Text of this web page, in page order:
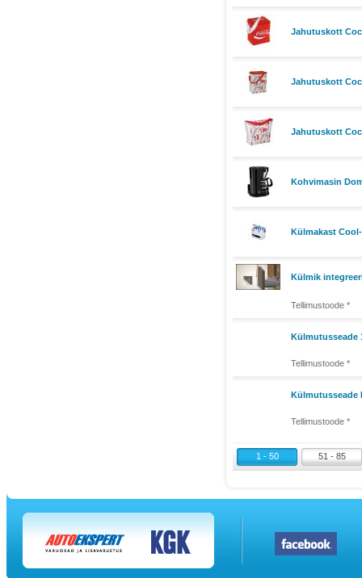
Jahutuskott
Jahutuskott
Jahutuskott
Kohvimasin
Külmakast
Külmik
Tellimustoode *
Külmutusseade
Tellimustoode *
Külmutusseade
Tellimustoode *
1 - 50 51 - 85